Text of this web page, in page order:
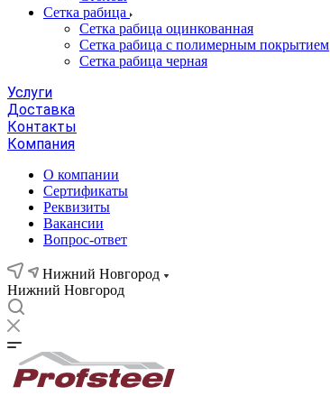
Сетка рабица
Сетка рабица оцинкованная
Сетка рабица с полимерным покрытием
Сетка рабица черная
Услуги
Доставка
Контакты
Компания
О компании
Сертификаты
Реквизиты
Вакансии
Вопрос-ответ
Нижний Новгород
Нижний Новгород